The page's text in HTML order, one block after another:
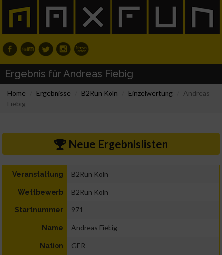
Ergebnis für Andreas Fiebig
Home Ergebnisse B2Run Köln Einzelwertung
Andreas
Fiebig
Neue Ergebnislisten
Veranstaltung B2Run Köln
Wettbewerb B2Run Köln
Startnummer 971
Name Andreas Fiebig
Nation GER